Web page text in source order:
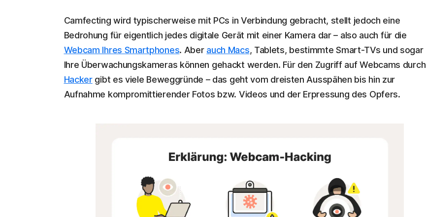
Camfecting wird typischerweise mit PCs in Verbindung gebracht, stellt jedoch eine
Bedrohung für eigentlich jedes digitale Gerät mit einer Kamera dar – also auch für die
Webcam Ihres Smartphones. Aber auch Macs, Tablets, bestimmte Smart-TVs und sogar
Ihre Überwachungskameras können gehackt werden. Für den Zugriff auf Webcams durch
Hackergibt es viele Beweggründe – das geht vom dreisten Ausspähen bis hin zur
Aufnahme kompromittierender Fotos bzw. Videos und der Erpressung des Opfers.